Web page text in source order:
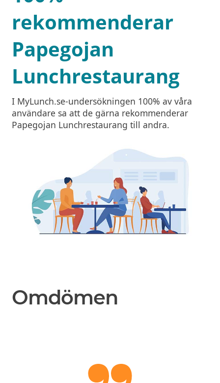
rekommenderar
Papegojan
Lunchrestaurang
I MyLunch.se-undersökningen 100% av våra
användare sa att de gärna rekommenderar
Papegojan Lunchrestaurang till andra.
Omdömen